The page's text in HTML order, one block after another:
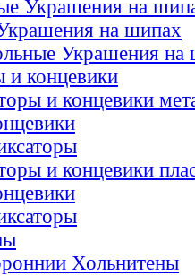
Украшения на
на шипах
Украшения на
и концевики
и концевики
и концевики
Хольнитены